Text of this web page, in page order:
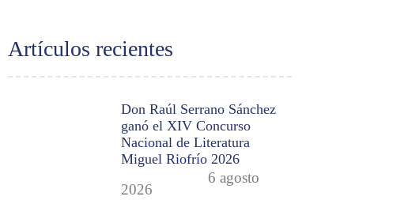
Artículos recientes
Don Raúl Serrano Sánchez
ganó el XIV Concurso
Nacional de Literatura
Miguel Riofrío 2026
6 agosto
2026